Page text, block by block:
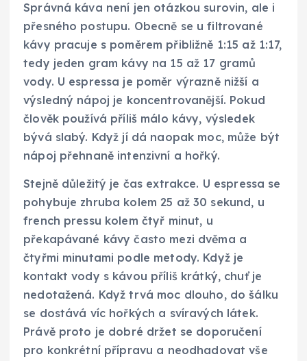
Správná káva není jen otázkou surovin, ale i
přesného postupu. Obecně se u filtrované
kávy pracuje s poměrem přibližně 1:15 až 1:17,
tedy jeden gram kávy na 15 až 17 gramů
vody. U espressa je poměr výrazně nižší a
výsledný nápoj je koncentrovanější. Pokud
člověk používá příliš málo kávy, výsledek
bývá slabý. Když jí dá naopak moc, může být
nápoj přehnaně intenzivní a hořký.
Stejně důležitý je čas extrakce. U espressa se
pohybuje zhruba kolem 25 až 30 sekund, u
french pressu kolem čtyř minut, u
překapávané kávy často mezi dvěma a
čtyřmi minutami podle metody. Když je
kontakt vody s kávou příliš krátký, chuť je
nedotažená. Když trvá moc dlouho, do šálku
se dostává víc hořkých a svíravých látek.
Právě proto je dobré držet se doporučení
pro konkrétní přípravu a neodhadovat vše